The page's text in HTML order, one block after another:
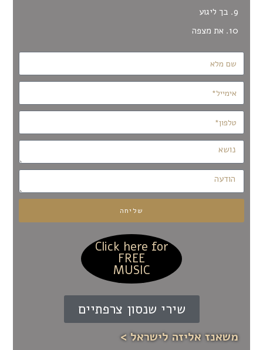
9. בך ליגוע
10. את מצפה
שליחה
Click here for
FREE
MUSIC
שירי שנסון צרפתיים
משאנז אליזה לישראל >